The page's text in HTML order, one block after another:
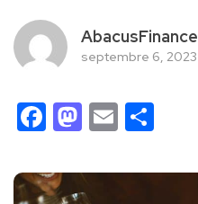
AbacusFinance
septembre 6, 2023
Facebook
Mastodon
Email